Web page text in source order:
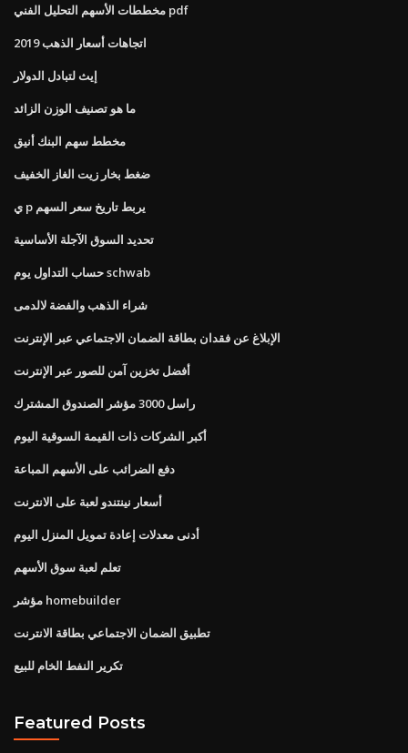
مخططات الأسهم التحليل الفني pdf
اتجاهات أسعار الذهب 2019
إيث لتبادل الدولار
ما هو تصنيف الوزن الزائد
مخطط سهم البنك أنيق
ضغط بخار زيت الغاز الخفيف
ي p يربط تاريخ سعر السهم
تحديد السوق الآجلة الأساسية
حساب التداول يوم schwab
شراء الذهب والفضة لالدمى
الإبلاغ عن فقدان بطاقة الضمان الاجتماعي عبر الإنترنت
أفضل تخزين آمن للصور عبر الإنترنت
راسل 3000 مؤشر الصندوق المشترك
أكبر الشركات ذات القيمة السوقية اليوم
دفع الضرائب على الأسهم المباعة
أسعار نينتندو لعبة على الانترنت
أدنى معدلات إعادة تمويل المنزل اليوم
تعلم لعبة سوق الأسهم
مؤشر homebuilder
تطبيق الضمان الاجتماعي بطاقة الانترنت
تكرير النفط الخام للبيع
Featured Posts